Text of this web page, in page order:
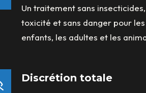
Un traitement sans
toxicité et sans danger pour les
enfants, les adultes et les
Discrétion totale